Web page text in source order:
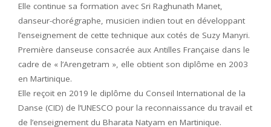
Elle continue sa formation avec Sri Raghunath Manet,
danseur-chorégraphe, musicien indien tout en développant
l’enseignement de cette technique aux cotés de Suzy Manyri.
Première danseuse consacrée aux Antilles Française dans le
cadre de « l’Arengetram », elle obtient son diplôme en 2003
en Martinique.
Elle reçoit en 2019 le diplôme du Conseil International de la
Danse (CID) de l’UNESCO pour la reconnaissance du travail et
de l’enseignement du Bharata Natyam en Martinique.